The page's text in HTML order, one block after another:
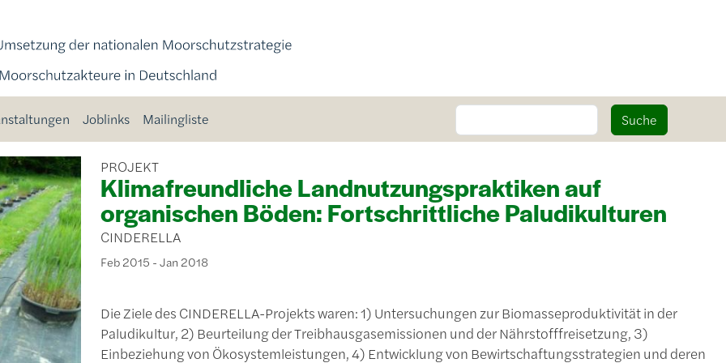
Joblinks Mailingliste Suche Suche
PROJEKT
Klimafreundliche Landnutzungspraktiken auf
organischen Böden: Fortschrittliche Paludikulturen
CINDERELLA
Feb 2015 - Jan 2018
Die Ziele des CINDERELLA-Projekts waren: 1) Untersuchungen zur Biomasseproduktivität in der
Paludikultur, 2) Beurteilung der Treibhausgasemissionen und der Nährstofffreisetzung, 3)
Einbeziehung von Ökosystemleistungen, 4) Entwicklung von Bewirtschaftungsstrategien und deren